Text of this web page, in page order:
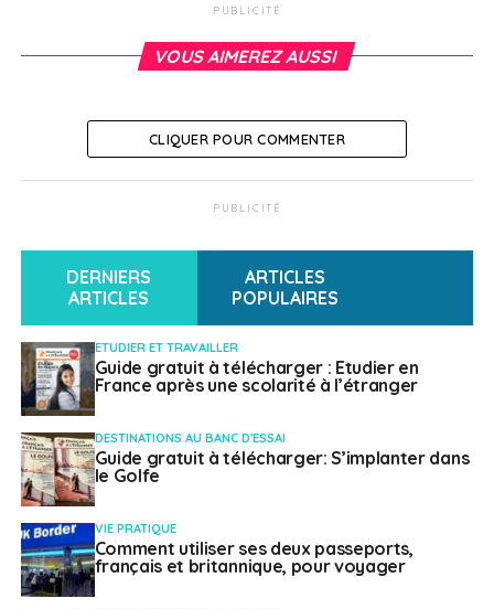
CCI France International – Le guide douanier de
étrangers
Français à l'étranger
PUBLICITÉ
VOUS AIMEREZ AUSSI
CLIQUER POUR COMMENTER
PUBLICITÉ
DERNIERS
ARTICLES
ARTICLES
POPULAIRES
ETUDIER ET TRAVAILLER
Guide gratuit à télécharger : Etudier en
France après une scolarité à l’étranger
DESTINATIONS AU BANC D'ESSAI
Guide gratuit à télécharger: S’implanter dans
le Golfe
VIE PRATIQUE
Comment utiliser ses deux passeports,
français et britannique, pour voyager